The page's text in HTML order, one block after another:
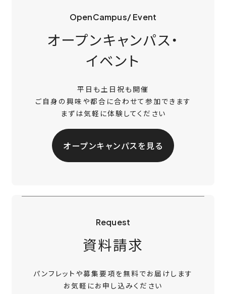
OpenCampus/ Event
オープンキャンパス・
イベント
平日も土日祝も開催
ご自身の興味や都合に合わせて参加できます
まずは気軽に体験してください
オープンキャンパスを見る
Request
資料請求
パンフレットや募集要項を無料でお届けします
お気軽にお申し込みください